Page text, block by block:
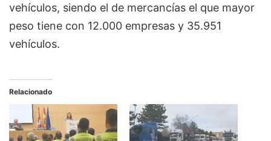
vehículos, siendo el de mercancías el que mayor
peso tiene con 12.000 empresas y 35.951
vehículos.
Relacionado